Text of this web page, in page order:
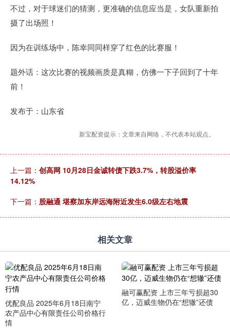
不过，对于球迷们的猜测，更准确的信息应当是，女队重新拍
摄了出场照！
因为在训练场中，陈幸同同样穿了红色的比赛服！
题外话：这次比赛的视频画质是真糊，仿佛一下子回到了十年
前！
发布于：山东省
新宝配资提示：文章来自网络，不代表本站观点。
上一篇： 创高网 10月28日金诚转债下跌3.7%，转股溢价率
14.12%
下一篇： 股融通 堪察加东岸远海附近发生6.0级左右地震
相关文章
优配良品 2025年6月18日南宁
农产品中心有限责任公司价格行
情
融可赢配资 上市三年亏损超30
亿，迈威生物仍在“想辙”还债